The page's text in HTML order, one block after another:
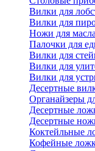
Вилки для
Вилки для
Ножи для масла
Палочки для
Вилки для
Вилки для
Вилки для
Десертные
Органайзеры
Десертные
Десертные
Коктейльные
Кофейные